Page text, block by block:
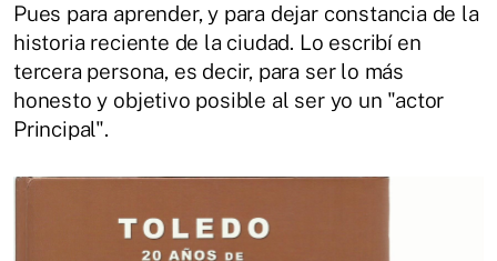
Pues para aprender, y para dejar constancia de la
historia reciente de la ciudad. Lo escribí en
tercera persona, es decir, para ser lo más
honesto y objetivo posible al ser yo un "actor
Principal".